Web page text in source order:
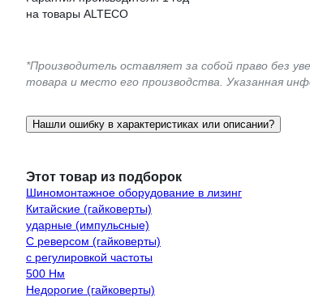
на товары ALTECO
*Производитель оставляет за собой право без
товара и место его производства. Указанная
Нашли ошибку в характеристиках или описании?
Этот товар из подборок
Шиномонтажное оборудование в лизинг
Китайские (гайковерты)
ударные (импульсные)
С реверсом (гайковерты)
с регулировкой частоты
500 Нм
Недорогие (гайковерты)